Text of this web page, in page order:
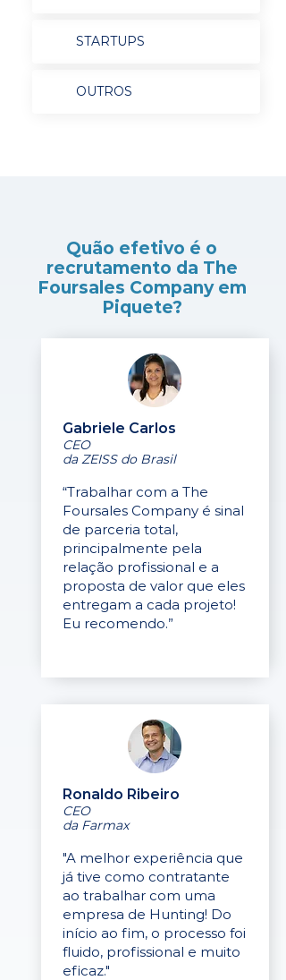
STARTUPS
OUTROS
Quão efetivo é o
recrutamento da The
Foursales Company em
Piquete?
Gabriele Carlos
CEO
da ZEISS do Brasil
“Trabalhar com a The
Foursales Company é sinal
de parceria total,
principalmente pela
relação profissional e a
proposta de valor que eles
entregam a cada projeto!
Eu recomendo.”
Ronaldo Ribeiro
CEO
da Farmax
"A melhor experiência que
já tive como contratante
ao trabalhar com uma
empresa de Hunting! Do
início ao fim, o processo foi
fluido, profissional e muito
eficaz."